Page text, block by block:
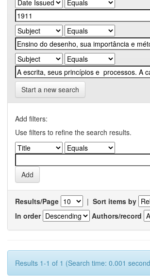
Start a new search
Add filters:
Use filters to refine the search results.
Results/Page | Sort items by
In order
Authors/record
Results 1-1 of 1 (Search time: 0.001